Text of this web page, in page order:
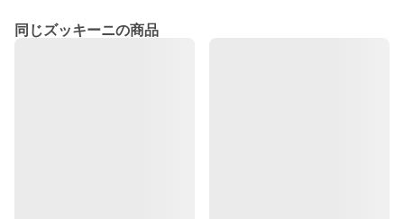
同じズッキーニの商品